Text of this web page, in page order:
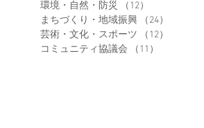
環境・自然・防災
（12）
まちづくり・地域振興
（24）
芸術・文化・スポーツ
（12）
コミュニティ協議会
（11）